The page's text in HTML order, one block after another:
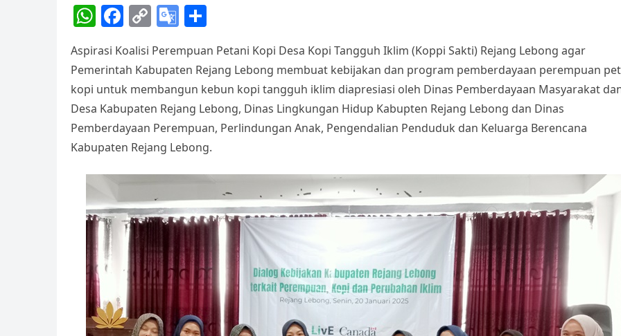
W
at
s
A
p
p
F
c
e
b
o
o
k
C
p
y
Li
n
k
G
o
gl
e
Tr
a
n
sl
at
e
ar
e
Aspirasi Koalisi Perempuan Petani Kopi Desa Kopi Tangguh Iklim (Koppi Sakti) Rejang Lebong agar
Pemerintah Kabupaten Rejang Lebong membuat kebijakan dan program pemberdayaan perempuan
kopi untuk membangun kebun kopi tangguh iklim diapresiasi oleh Dinas Pemberdayaan Masyarakat
Desa Kabupaten Rejang Lebong, Dinas Lingkungan Hidup Kabupten Rejang Lebong dan Dinas
Pemberdayaan Perempuan, Perlindungan Anak, Pengendalian Penduduk dan Keluarga Berencana
Kabupaten Rejang Lebong.